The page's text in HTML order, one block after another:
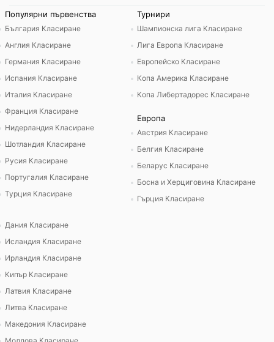
Популярни първенства
България Класиране
Англия Класиране
Германия Класиране
Испания Класиране
Италия Класиране
Франция Класиране
Нидерландия Класиране
Шотландия Класиране
Русия Класиране
Португалия Класиране
Турция Класиране
Турнири
Шампионска лига Класиране
Лига Европа Класиране
Европейско Класиране
Копа Америка Класиране
Копа Либертадорес Класиране
Европа
Австрия Класиране
Белгия Класиране
Беларус Класиране
Босна и Херциговина Класиране
Гърция Класиране
Дания Класиране
Исландия Класиране
Ирландия Класиране
Кипър Класиране
Латвия Класиране
Литва Класиране
Македония Класиране